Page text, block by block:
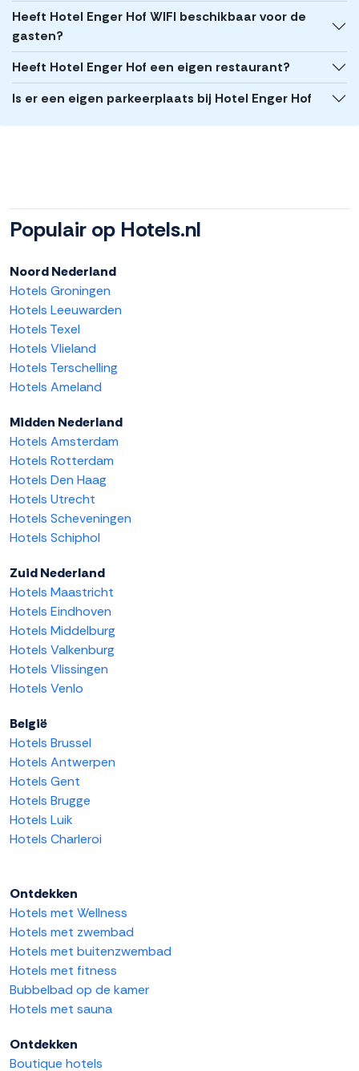
Heeft Hotel Enger Hof WIFI beschikbaar voor de
gasten?
Heeft Hotel Enger Hof een eigen restaurant?
Is er een eigen parkeerplaats bij Hotel Enger Hof
Populair op Hotels.nl
Noord Nederland
Hotels Groningen
Hotels Leeuwarden
Hotels Texel
Hotels Vlieland
Hotels Terschelling
Hotels Ameland
Midden Nederland
Hotels Amsterdam
Hotels Rotterdam
Hotels Den Haag
Hotels Utrecht
Hotels Scheveningen
Hotels Schiphol
Zuid Nederland
Hotels Maastricht
Hotels Eindhoven
Hotels Middelburg
Hotels Valkenburg
Hotels Vlissingen
Hotels Venlo
België
Hotels Brussel
Hotels Antwerpen
Hotels Gent
Hotels Brugge
Hotels Luik
Hotels Charleroi
Ontdekken
Hotels met Wellness
Hotels met zwembad
Hotels met buitenzwembad
Hotels met fitness
Bubbelbad op de kamer
Hotels met sauna
Ontdekken
Boutique hotels